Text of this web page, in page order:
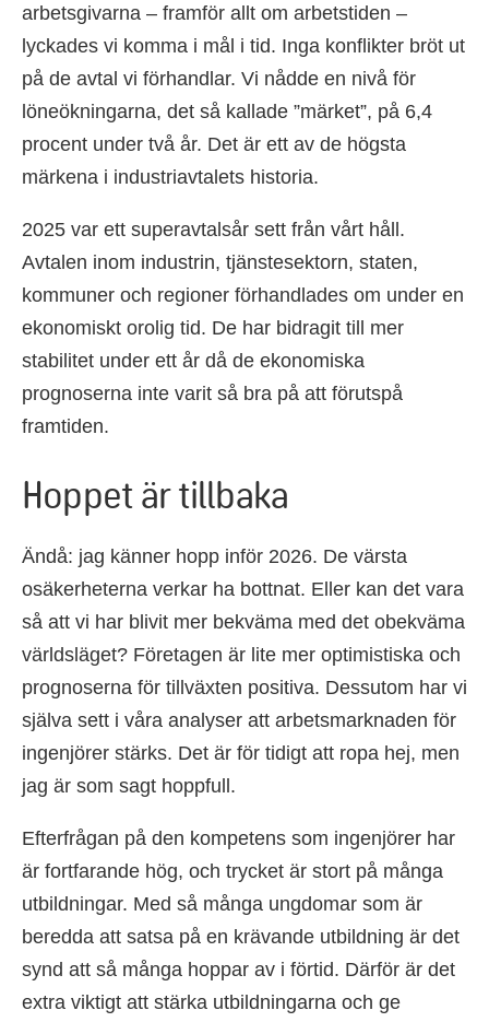
arbetsgivarna – framför allt om arbetstiden –
lyckades vi komma i mål i tid. Inga konflikter bröt ut
på de avtal vi förhandlar. Vi nådde en nivå för
löneökningarna, det så kallade ”märket”, på 6,4
procent under två år. Det är ett av de högsta
märkena i industriavtalets historia.
2025 var ett superavtalsår sett från vårt håll.
Avtalen inom industrin, tjänstesektorn, staten,
kommuner och regioner förhandlades om under en
ekonomiskt orolig tid. De har bidragit till mer
stabilitet under ett år då de ekonomiska
prognoserna inte varit så bra på att förutspå
framtiden.
Hoppet är tillbaka
Ändå: jag känner hopp inför 2026. De värsta
osäkerheterna verkar ha bottnat. Eller kan det vara
så att vi har blivit mer bekväma med det obekväma
världsläget? Företagen är lite mer optimistiska och
prognoserna för tillväxten positiva. Dessutom har vi
själva sett i våra analyser att arbetsmarknaden för
ingenjörer stärks. Det är för tidigt att ropa hej, men
jag är som sagt hoppfull.
Efterfrågan på den kompetens som ingenjörer har
är fortfarande hög, och trycket är stort på många
utbildningar. Med så många ungdomar som är
beredda att satsa på en krävande utbildning är det
synd att så många hoppar av i förtid. Därför är det
extra viktigt att stärka utbildningarna och ge